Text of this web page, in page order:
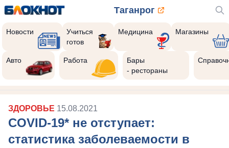
Таганрог
Новости
Учиться
готов
Медицина Магазины
Авто Работа
Бары
- рестораны
ЗДОРОВЬЕ 15.08.2021
COVID-19* не отступает:
статистика заболеваемости в